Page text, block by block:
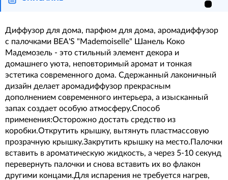
Диффузор для дома, парфюм для дома, аромадиффузор
с палочками BEA'S "Mademoiselle" Шанель Коко
Мадемозель - это стильный элемент декора и
домашнего уюта, неповторимый аромат и тонкая
эстетика современного дома. Сдержанный лаконичный
дизайн делает аромадиффузор прекрасным
дополнением современного интерьера, а изысканный
запах создает особую атмосферу.Способ
применения:Осторожно достать средство из
коробки.Открутить крышку, вытянуть пластмассовую
прозрачную крышку.Закрутить крышку на место.Палочки
вставить в ароматическую жидкость, а через 5-10 секунд
перевернуть палочки и снова вставить их во флакон
другими концами.Для испарения не требуется нагрев,